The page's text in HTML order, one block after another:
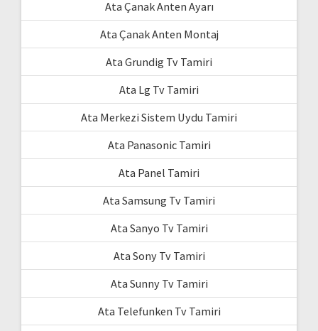
Ata Çanak Anten Ayarı
Ata Çanak Anten Montaj
Ata Grundig Tv Tamiri
Ata Lg Tv Tamiri
Ata Merkezi Sistem Uydu Tamiri
Ata Panasonic Tamiri
Ata Panel Tamiri
Ata Samsung Tv Tamiri
Ata Sanyo Tv Tamiri
Ata Sony Tv Tamiri
Ata Sunny Tv Tamiri
Ata Telefunken Tv Tamiri